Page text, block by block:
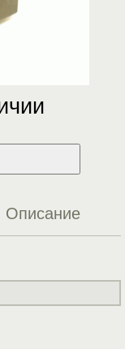
Описание